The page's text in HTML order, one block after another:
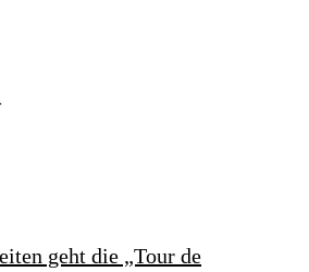
geht die „Tour de